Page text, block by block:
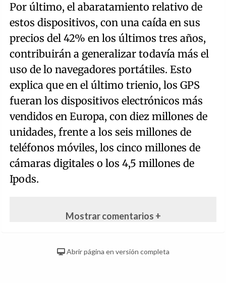
Por último, el abaratamiento relativo de
estos dispositivos, con una caída en sus
precios del 42% en los últimos tres años,
contribuirán a generalizar todavía más el
uso de lo navegadores portátiles. Esto
explica que en el último trienio, los GPS
fueran los dispositivos electrónicos más
vendidos en Europa, con diez millones de
unidades, frente a los seis millones de
teléfonos móviles, los cinco millones de
cámaras digitales o los 4,5 millones de
Ipods.
Mostrar comentarios +
Abrir página en versión completa